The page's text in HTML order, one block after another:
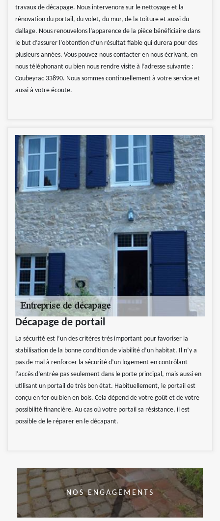
travaux de décapage. Nous intervenons sur le nettoyage et la
rénovation du portail, du volet, du mur, de la toiture et aussi du
dallage. Nous renouvelons l’apparence de la pièce bénéficiaire dans
le but d’assurer l’obtention d’un résultat fiable qui durera pour des
plusieurs années. Vous pouvez nous contacter en nous écrivant, en
nous téléphonant ou bien nous rendre visite à l’adresse suivante :
Coubeyrac 33890. Nous sommes continuellement à votre service et
aussi à votre écoute.
Décapage de portail
La sécurité est l’un des critères très important pour favoriser la
stabilisation de la bonne condition de viabilité d’un habitat. Il n’y a
pas de mal à renforcer la sécurité d’un logement en contrôlant
l’accès d’entrée pas seulement dans le porte principal, mais aussi en
utilisant un portail de très bon état. Habituellement, le portail est
conçu en fer ou bien en bois. Cela dépend de votre goût et de votre
possibilité financière. Au cas où votre portail sa résistance, il est
possible de le réparer en le décapant.
NOS ENGAGEMENTS